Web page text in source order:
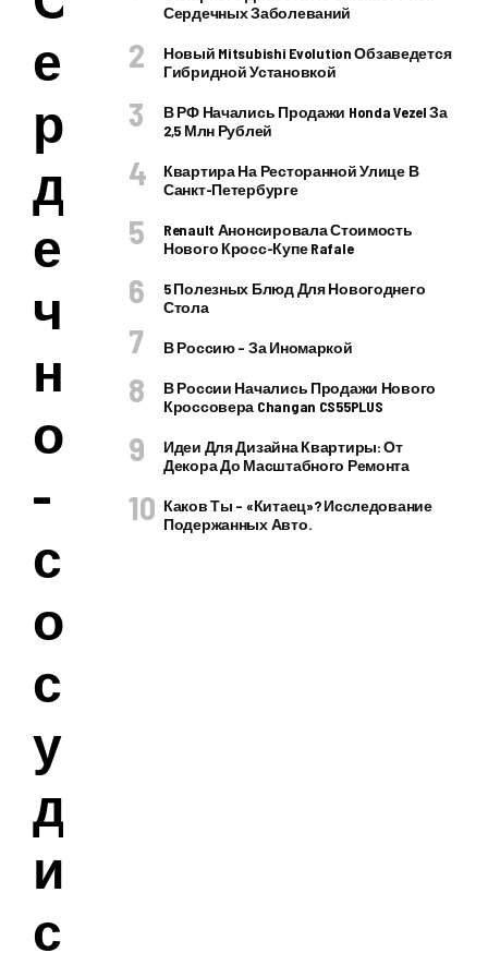
е
р
д
е
ч
н
о
-
с
о
с
у
д
и
с
Сердечных Заболеваний
Новый Mitsubishi Evolution Обзаведется
Гибридной Установкой
В РФ Начались Продажи Honda Vezel За
2,5 Млн Рублей
Квартира На Ресторанной Улице В
Санкт-Петербурге
Renault Анонсировала Стоимость
Нового Кросс-Купе Rafale
5 Полезных Блюд Для Новогоднего
Стола
В Россию – За Иномаркой
В России Начались Продажи Нового
Кроссовера Changan CS55PLUS
Идеи Для Дизайна Квартиры: От
Декора До Масштабного Ремонта
Каков Ты – «китаец»? Исследование
Подержанных Авто.